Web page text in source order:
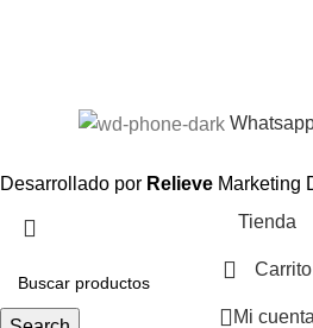
Desarrollado por Relieve Marketing
Tienda
Carrito
Mi